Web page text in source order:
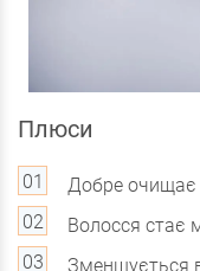
Плюси
Добре очищає
Волосся стає
Зменшується